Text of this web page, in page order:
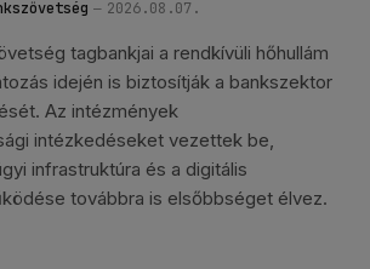
2026.08.07.
tagbankjai a rendkívüli hőhullám
idején is biztosítják a bankszektor
Az intézmények
intézkedéseket vezettek be,
infrastruktúra és a digitális
továbbra is elsőbbséget élvez.